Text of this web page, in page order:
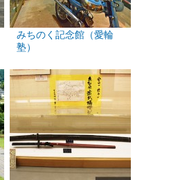
みちのく記念館（愛輪
塾）